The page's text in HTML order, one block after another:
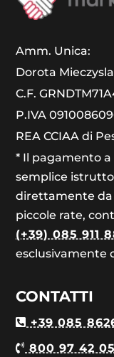
Amm. Unica:
Dorota
C.F.
P.IVA
REA CCIAA di
* Il pagamento
semplice
direttamente da
piccole rate,
(+39) 085 911
esclusivamente
CONTATTI
+39 085
800 97 42 05